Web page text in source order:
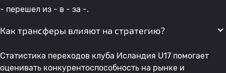
- перешел из - в - за -.
Как трансферы влияют на стратегию?
Статистика переходов клуба Исландия U17 помогает
оценивать конкурентоспособность на рынке и